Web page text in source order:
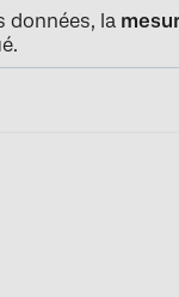
données, la